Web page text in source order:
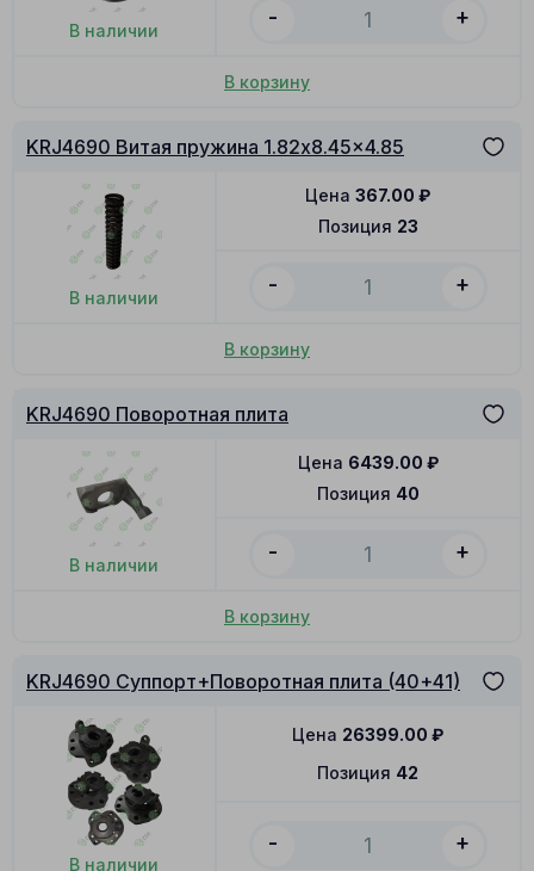
В наличии
- +
В корзину
KRJ4690 Витая пружина 1.82x8.45x4.85
В наличии
Позиция 23
Цена 367.00 ₽
- +
В корзину
KRJ4690 Поворотная плита
В наличии
Позиция 40
Цена 6439.00 ₽
- +
В корзину
KRJ4690 Суппорт+Поворотная плита (40+41)
В наличии
Позиция 42
Цена 26399.00 ₽
- +